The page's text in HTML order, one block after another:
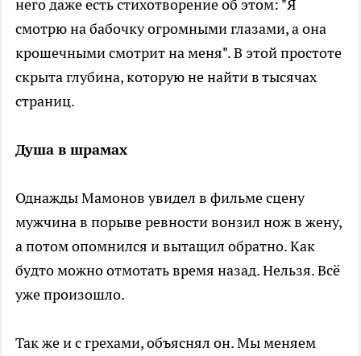
него даже есть стихотворение об этом: "Я
смотрю на бабочку огромными глазами, а она
крошечными смотрит на меня". В этой простоте
скрыта глубина, которую не найти в тысячах
страниц.
Душа в шрамах
Однажды Мамонов увидел в фильме сцену
мужчина в порыве ревности вонзил нож в жену,
а потом опомнился и вытащил обратно. Как
будто можно отмотать время назад. Нельзя. Всё
уже произошло.
Так же и с грехами, объяснял он. Мы меняем